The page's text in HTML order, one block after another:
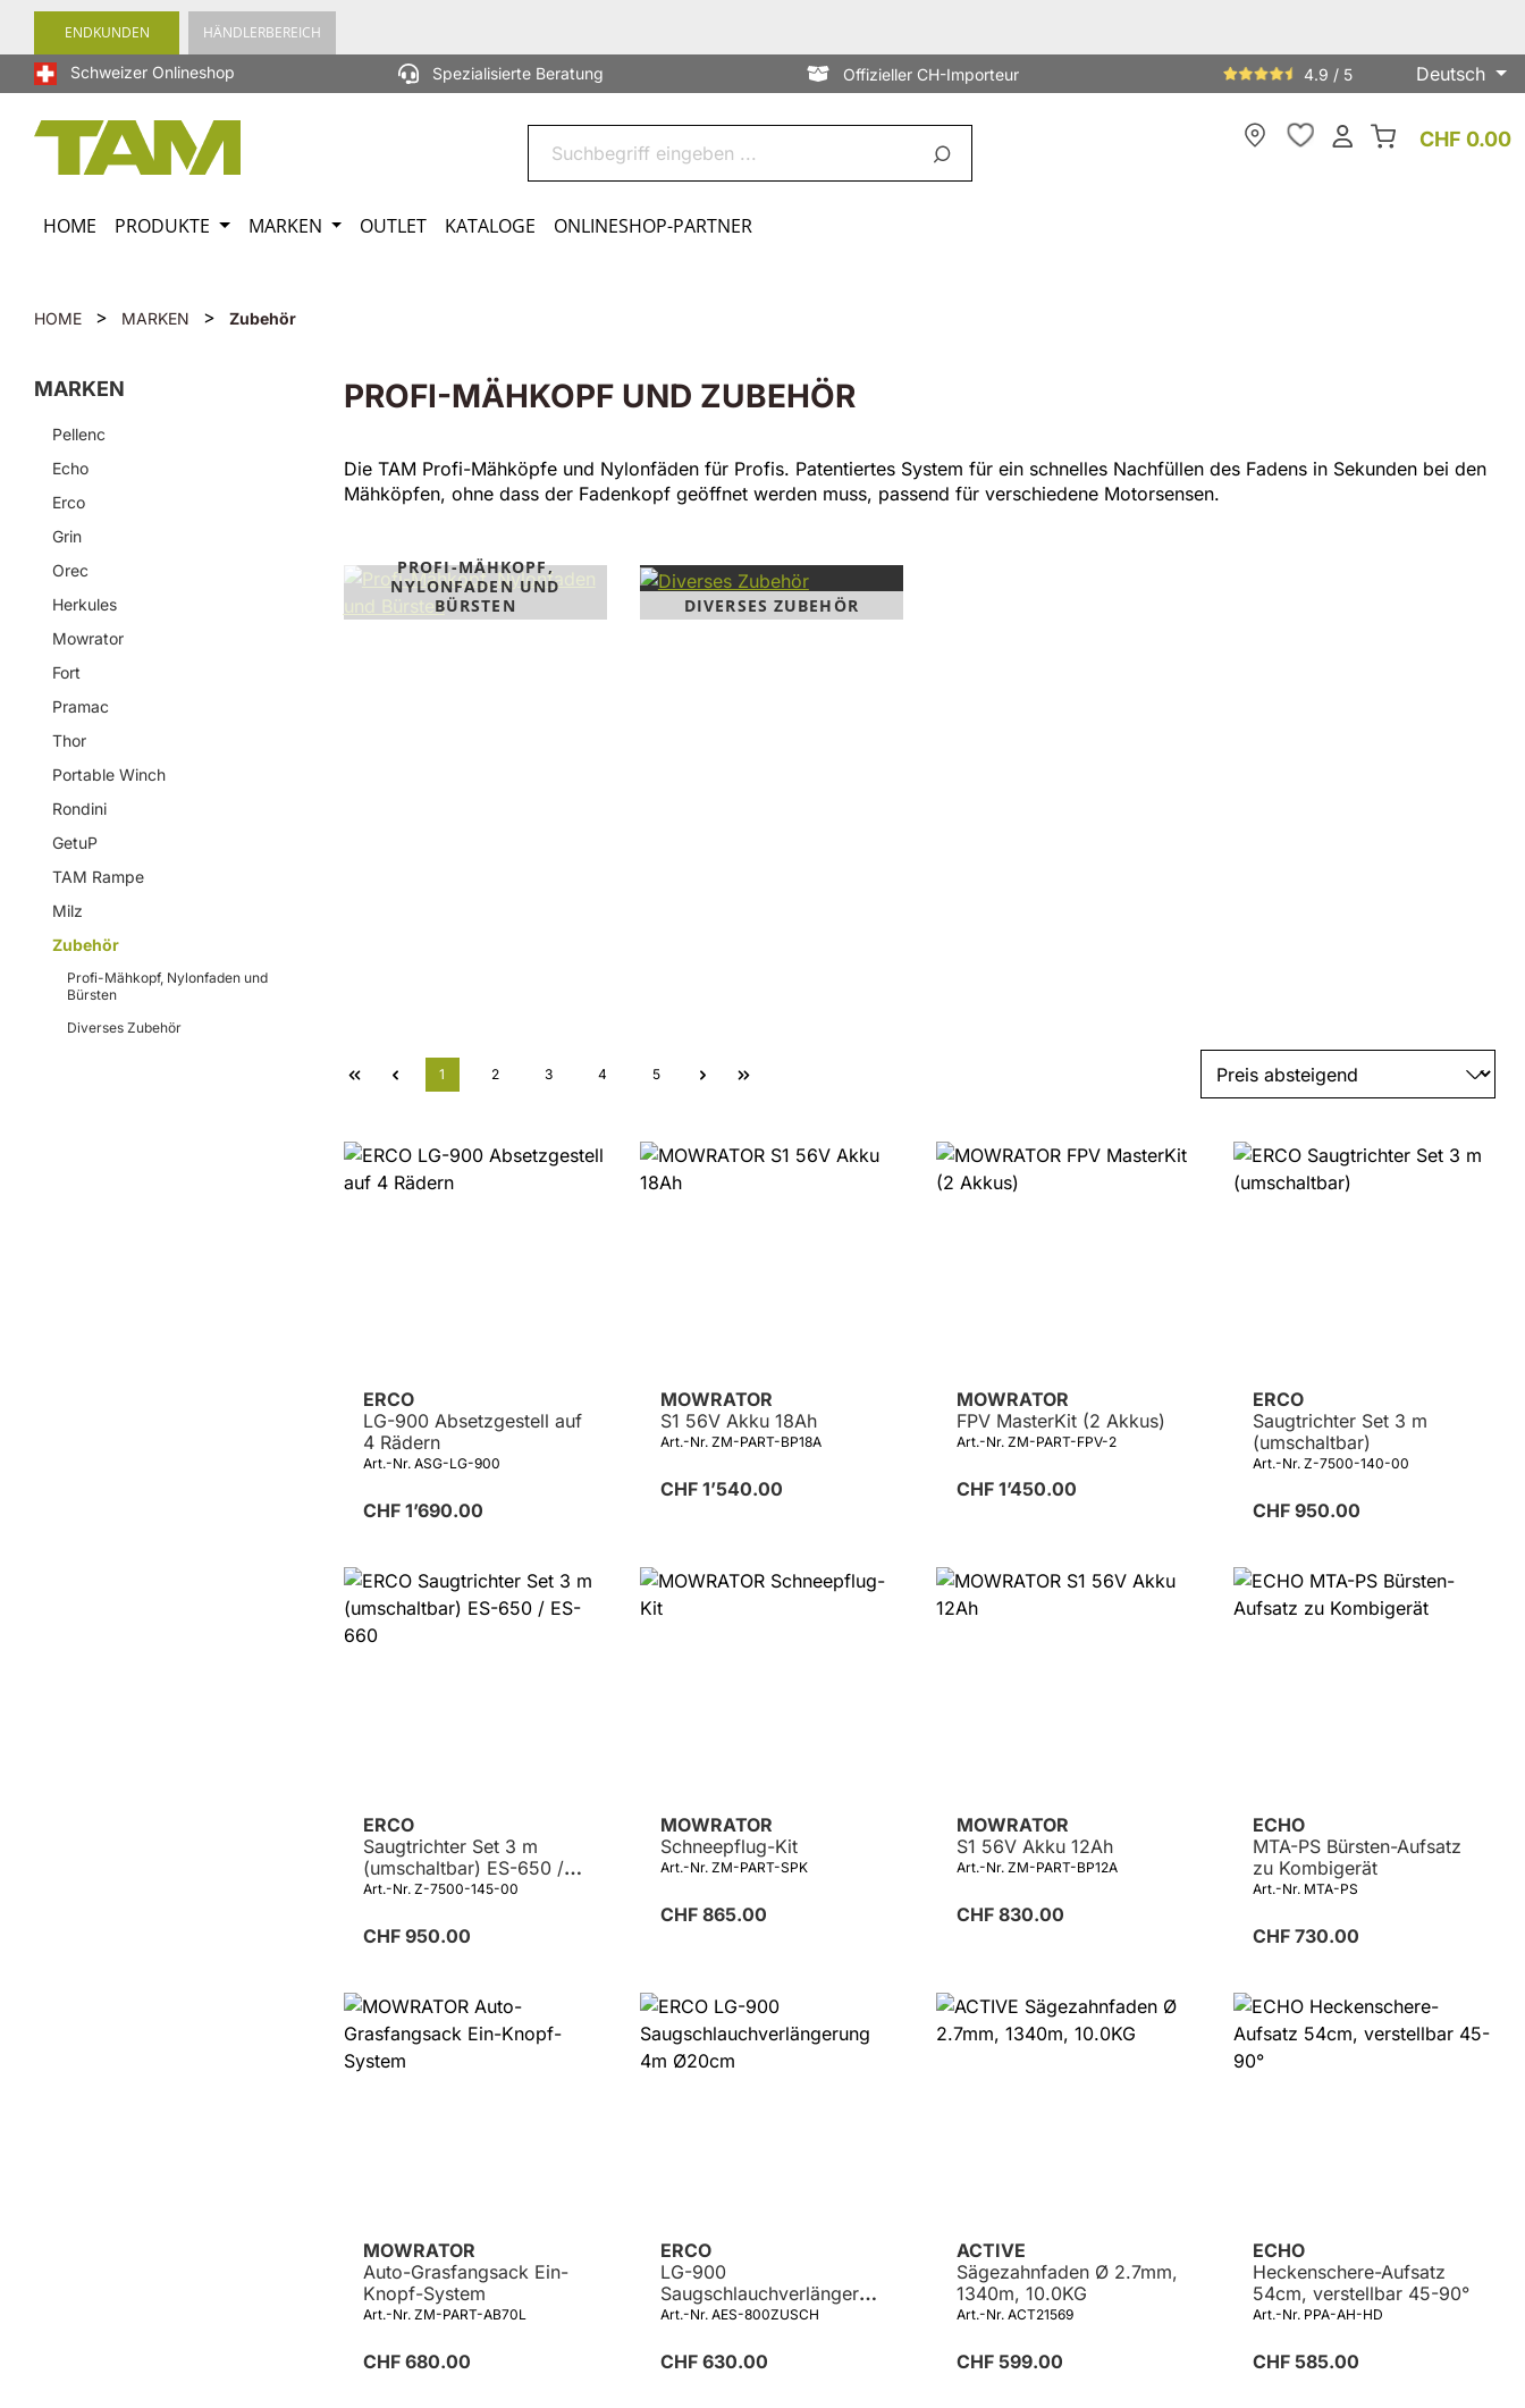
Zur Hauptnavigation springen
ENDKUNDEN HÄNDLERBEREICH
Schweizer Onlineshop Spezialisierte Beratung Offizieller CH-Importeur 4.9 / 5 Deutsch
CHF 0.00
HOME PRODUKTE MARKEN OUTLET KATALOGE ONLINESHOP-PARTNER
HOME > MARKEN > Zubehör
MARKEN
Pellenc
Echo
Erco
Grin
Orec
Herkules
Mowrator
Fort
Pramac
Thor
Portable Winch
Rondini
GetuP
TAM Rampe
Milz
Zubehör
Profi-Mähkopf, Nylonfaden und
Bürsten
Diverses Zubehör
PROFI-MÄHKOPF UND ZUBEHÖR
Die TAM Profi-Mähköpfe und Nylonfäden für Profis. Patentiertes System für ein schnelles Nachfüllen des Fadens in Sekunden bei den
Mähköpfen, ohne dass der Fadenkopf geöffnet werden muss, passend für verschiedene Motorsensen.
PROFI-MÄHKOPF,
NYLONFADEN UND
BÜRSTEN
DIVERSES ZUBEHÖR
Seite
1 Seite
2 Seite
3 Seite
4 Seite
5
ERCO
LG-900 Absetzgestell auf
4 Rädern
Art.-Nr. ASG-LG-900
CHF 1’690.00
MOWRATOR
S1 56V Akku 18Ah
Art.-Nr. ZM-PART-BP18A
CHF 1’540.00
MOWRATOR
FPV MasterKit (2 Akkus)
Art.-Nr. ZM-PART-FPV-2
CHF 1’450.00
Details
ERCO
Saugtrichter Set 3 m
(umschaltbar)
Art.-Nr. Z-7500-140-00
CHF 950.00
ERCO
Saugtrichter Set 3 m
(umschaltbar) ES-650 /
ES-660
Art.-Nr. Z-7500-145-00
CHF 950.00
Details
MOWRATOR
Schneepflug-Kit
Art.-Nr. ZM-PART-SPK
CHF 865.00
MOWRATOR
S1 56V Akku 12Ah
Art.-Nr. ZM-PART-BP12A
CHF 830.00
ECHO
MTA-PS Bürsten-Aufsatz
zu Kombigerät
Art.-Nr. MTA-PS
CHF 730.00
MOWRATOR
Auto-Grasfangsack Ein-
Knopf-System
Art.-Nr. ZM-PART-AB70L
CHF 680.00
ERCO
LG-900
Saugschlauchverlängerun
g 4m Ø20cm
Art.-Nr. AES-800ZUSCH
CHF 630.00
ACTIVE
Sägezahnfaden Ø 2.7mm,
1340m, 10.0KG
Art.-Nr. ACT21569
CHF 599.00
ECHO
Heckenschere-Aufsatz
54cm, verstellbar 45-90°
Art.-Nr. PPA-AH-HD
CHF 585.00